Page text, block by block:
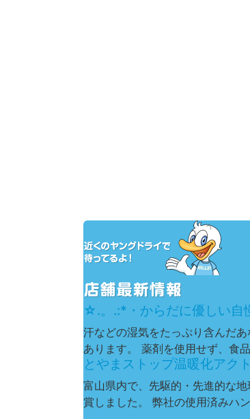
☆.。.:*・からだに優しい自
汗などの湿気をたっぷり含んだ
あります。 薬剤を使用せず、食
とやまストップ温暖化アク
富山県内で、先駆的・先進的な
賞しました。 弊社の使用済みハ